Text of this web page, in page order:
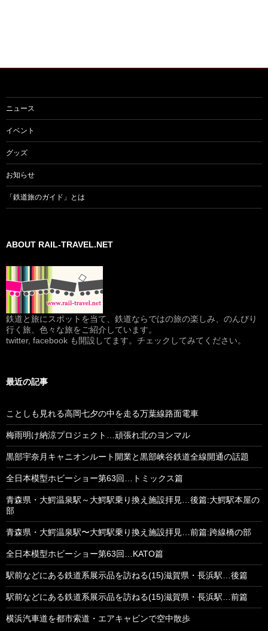
ニュース
イベント
グッズ
お知らせ
「鉄道旅のガイド」とは
ABOUT RAIL-TRAVEL.NET
鉄道と旅にスポットを当て、鉄道ならではの旅の楽しみ、のんびり
行く旅、色々な旅をご紹介しています。
twitter, facebook も開設してます。チェックしてみてください。
最近の記事
ことしも見れる高岡七夕の中を走る万葉線路面電車
梅雨明け納涼プロジェクト…頑張れ北のヨンマル
黒部宇奈月キャニオンルート開業と黒部峡谷鉄道全線開通の話題
全日本模型ホビーショー第63回…トミックス篇
青森県・大鰐温泉駅～大鰐駅乗り換え施設拝見…後篇:大鰐駅本屋の
部
青森県・大鰐温泉駅〜大鰐駅乗り換え施設拝見…前篇:跨線橋の部
全日本模型ホビーショー第63回…KATO篇
駅前などにある鉄道系展示品を訪ねる(15)滋賀県・長浜駅…後篇
駅前などにある鉄道系展示品を訪ねる(15)滋賀県・長浜駅…前篇
横浜汽車道を都市索道・エアキャビンで空中散歩